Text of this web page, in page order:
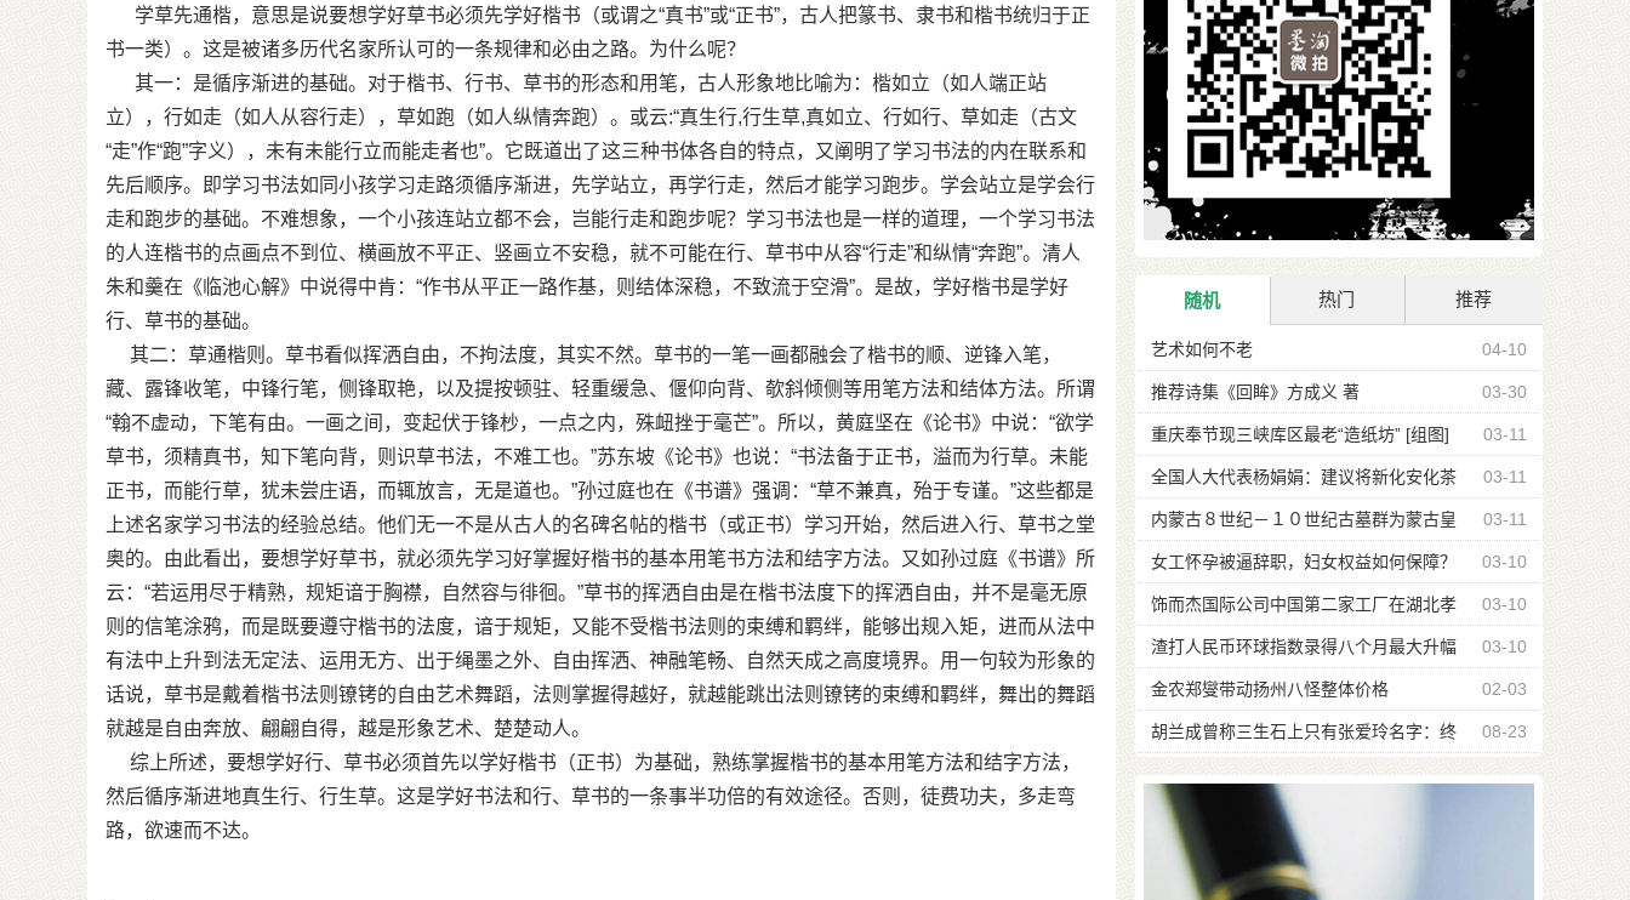
学草先通楷，意思是说要想学好草书必须先学好楷书（或谓之“真书”或“正书”，古人把篆书、隶书和楷书统归于正
书一类）。这是被诸多历代名家所认可的一条规律和必由之路。为什么呢？
其一：是循序渐进的基础。对于楷书、行书、草书的形态和用笔，古人形象地比喻为：楷如立（如人端正站
立），行如走（如人从容行走），草如跑（如人纵情奔跑）。或云:“真生行,行生草,真如立、行如行、草如走（古文
“走”作“跑”字义），未有未能行立而能走者也”。它既道出了这三种书体各自的特点，又阐明了学习书法的内在联系和
先后顺序。即学习书法如同小孩学习走路须循序渐进，先学站立，再学行走，然后才能学习跑步。学会站立是学会行
走和跑步的基础。不难想象，一个小孩连站立都不会，岂能行走和跑步呢？学习书法也是一样的道理，一个学习书法
的人连楷书的点画点不到位、横画放不平正、竖画立不安稳，就不可能在行、草书中从容“行走”和纵情“奔跑”。清人
朱和羹在《临池心解》中说得中肯：“作书从平正一路作基，则结体深稳，不致流于空滑”。是故，学好楷书是学好
行、草书的基础。
其二：草通楷则。草书看似挥洒自由，不拘法度，其实不然。草书的一笔一画都融会了楷书的顺、逆锋入笔，
藏、露锋收笔，中锋行笔，侧锋取艳，以及提按顿驻、轻重缓急、偃仰向背、欹斜倾侧等用笔方法和结体方法。所谓
“翰不虚动，下笔有由。一画之间，变起伏于锋杪，一点之内，殊衄挫于毫芒”。所以，黄庭坚在《论书》中说：“欲学
草书，须精真书，知下笔向背，则识草书法，不难工也。”苏东坡《论书》也说：“书法备于正书，溢而为行草。未能
正书，而能行草，犹未尝庄语，而辄放言，无是道也。”孙过庭也在《书谱》强调：“草不兼真，殆于专谨。”这些都是
上述名家学习书法的经验总结。他们无一不是从古人的名碑名帖的楷书（或正书）学习开始，然后进入行、草书之堂
奥的。由此看出，要想学好草书，就必须先学习好掌握好楷书的基本用笔书方法和结字方法。又如孙过庭《书谱》所
云：“若运用尽于精熟，规矩谙于胸襟，自然容与徘徊。”草书的挥洒自由是在楷书法度下的挥洒自由，并不是毫无原
则的信笔涂鸦，而是既要遵守楷书的法度，谙于规矩，又能不受楷书法则的束缚和羁绊，能够出规入矩，进而从法中
有法中上升到法无定法、运用无方、出于绳墨之外、自由挥洒、神融笔畅、自然天成之高度境界。用一句较为形象的
话说，草书是戴着楷书法则镣铐的自由艺术舞蹈，法则掌握得越好，就越能跳出法则镣铐的束缚和羁绊，舞出的舞蹈
就越是自由奔放、翩翩自得，越是形象艺术、楚楚动人。
综上所述，要想学好行、草书必须首先以学好楷书（正书）为基础，熟练掌握楷书的基本用笔方法和结字方法，
然后循序渐进地真生行、行生草。这是学好书法和行、草书的一条事半功倍的有效途径。否则，徒费功夫，多走弯
路，欲速而不达。
随机 热门 推荐
04-10
艺术如何不老
03-30
推荐诗集《回眸》方成义 著
03-11
重庆奉节现三峡库区最老“造纸坊” [组图]
03-11
全国人大代表杨娟娟：建议将新化安化茶
马古道列入世遗申报 03-11
内蒙古８世纪－１０世纪古墓群为蒙古皇
族葬俗起源提供考古实证 03-10
女工怀孕被逼辞职，妇女权益如何保障？
03-10
饰而杰国际公司中国第二家工厂在湖北孝
感奠基 03-10
渣打人民币环球指数录得八个月最大升幅
02-03
金农郑燮带动扬州八怪整体价格
08-23
胡兰成曾称三生石上只有张爱玲名字：终